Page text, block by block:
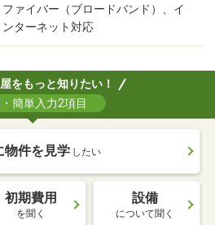
ファイバー（ブロードバンド）、イ
ンターネット対応
をもっと知りたい！
簡単入力2項目
物件を見学 したい
初期費用
を聞く
設備
について聞く